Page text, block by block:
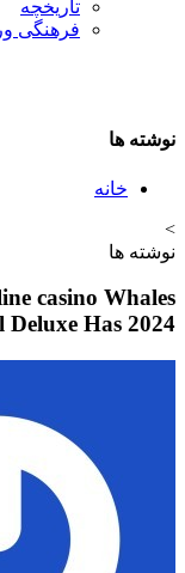
تاريخچه
فرهنگی
نوشته ها
خانه
>
نوشته ها
casino Whales
Deluxe Has 2024